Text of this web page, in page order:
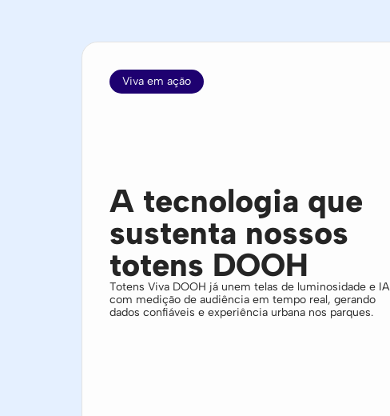
Viva em ação
A tecnologia que
sustenta nossos
totens DOOH
Totens Viva DOOH já unem telas de luminosidade e IA
com medição de audiência em tempo real, gerando
dados confiáveis e experiência urbana nos parques.